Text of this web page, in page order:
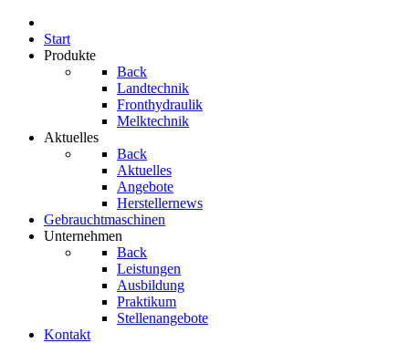
Start
Produkte
Back
Landtechnik
Fronthydraulik
Melktechnik
Aktuelles
Back
Aktuelles
Angebote
Herstellernews
Gebrauchtmaschinen
Unternehmen
Back
Leistungen
Ausbildung
Praktikum
Stellenangebote
Kontakt